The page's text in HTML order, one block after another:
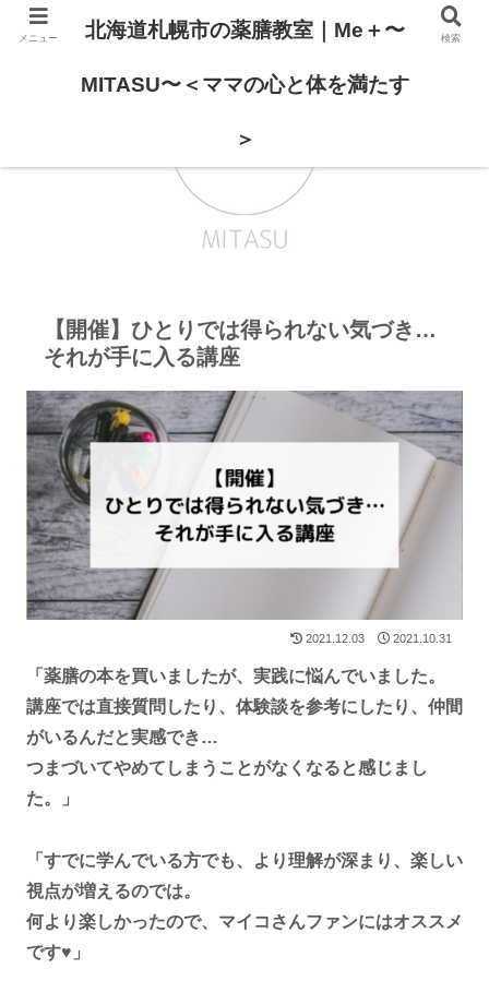
【開催】ひとりでは得られない気づき…
それが手に入る講座
2021.12.03 2021.10.31
「薬膳の本を買いましたが、実践に悩んでいました。
講座では直接質問したり、体験談を参考にしたり、仲間
がいるんだと実感でき…
つまづいてやめてしまうことがなくなると感じまし
た。」
「すでに学んでいる方でも、より理解が深まり、楽しい
視点が増えるのでは。
何より楽しかったので、マイコさんファンにはオススメ
です♥」
メニュー 北海道札幌市の薬膳教室｜Me＋〜
MITASU〜＜ママの心と体を満たす
＞
検索